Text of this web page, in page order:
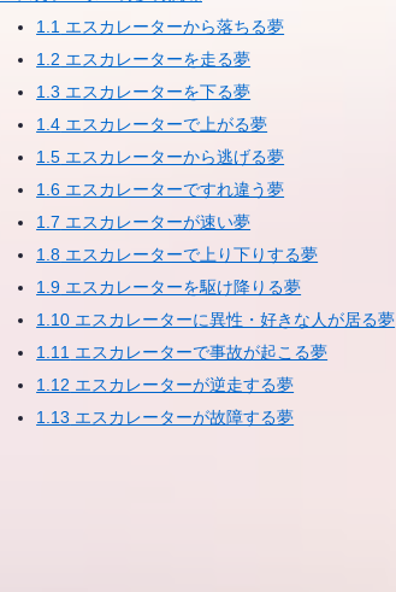
1.1 エスカレーターから落ちる夢
1.2 エスカレーターを走る夢
1.3 エスカレーターを下る夢
1.4 エスカレーターで上がる夢
1.5 エスカレーターから逃げる夢
1.6 エスカレーターですれ違う夢
1.7 エスカレーターが速い夢
1.8 エスカレーターで上り下りする夢
1.9 エスカレーターを駆け降りる夢
1.10 エスカレーターに異性・好きな人が居る夢
1.11 エスカレーターで事故が起こる夢
1.12 エスカレーターが逆走する夢
1.13 エスカレーターが故障する夢